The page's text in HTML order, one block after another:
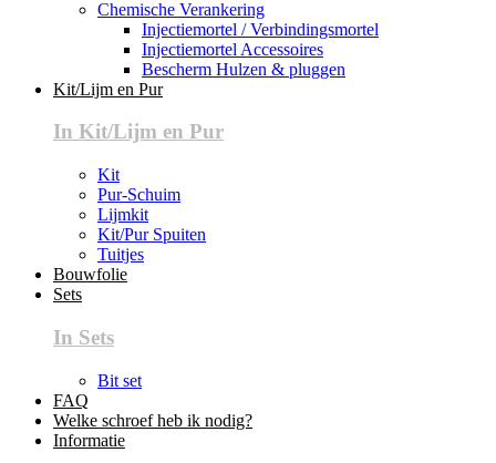
Chemische Verankering
Injectiemortel / Verbindingsmortel
Injectiemortel Accessoires
Bescherm Hulzen & pluggen
Kit/Lijm en Pur
In Kit/Lijm en Pur
Kit
Pur-Schuim
Lijmkit
Kit/Pur Spuiten
Tuitjes
Bouwfolie
Sets
In Sets
Bit set
FAQ
Welke schroef heb ik nodig?
Informatie